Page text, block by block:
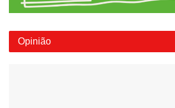
Opinião